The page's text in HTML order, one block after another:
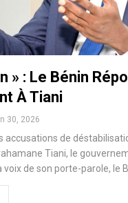
» : Le Bénin
À Tiani
30, 2026
accusations de
Tiani, le
voix de son porte-parole, le